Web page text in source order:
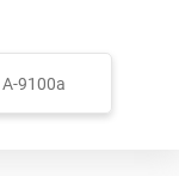
A-9100a